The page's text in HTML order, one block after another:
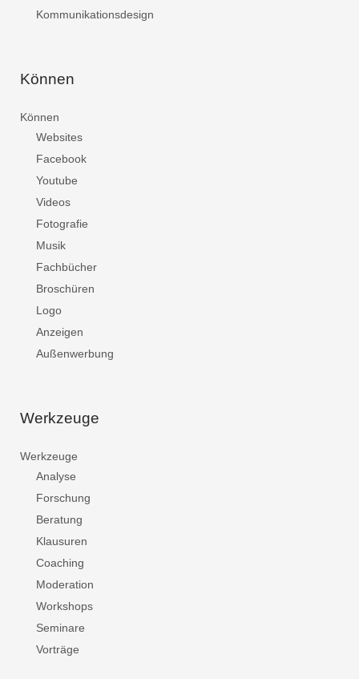
Kommunikationsdesign
Können
Können
Websites
Facebook
Youtube
Videos
Fotografie
Musik
Fachbücher
Broschüren
Logo
Anzeigen
Außenwerbung
Werkzeuge
Werkzeuge
Analyse
Forschung
Beratung
Klausuren
Coaching
Moderation
Workshops
Seminare
Vorträge